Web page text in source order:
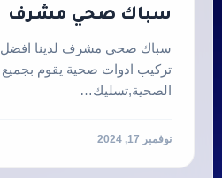
سباك صحي مشرف
سباك صحي مشرف لدينا افضل
تركيب ادوات صحية يقوم
الصحية,تسليك…
نوفمبر 17, 2024